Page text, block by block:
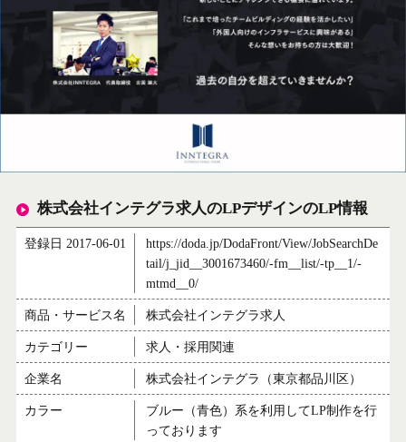
株式会社インテグラ求人のLPデザインのLP情報
登録日 2017-06-01
https://doda.jp/DodaFront/View/JobSearchDe
tail/j_jid__3001673460/-fm__list/-tp__1/-
mtmd__0/
商品・サービス名 株式会社インテグラ求人
カテゴリー 求人・採用関連
企業名 株式会社インテグラ（東京都品川区）
カラー
ブルー（青色）系を利用してLP制作を行
っております